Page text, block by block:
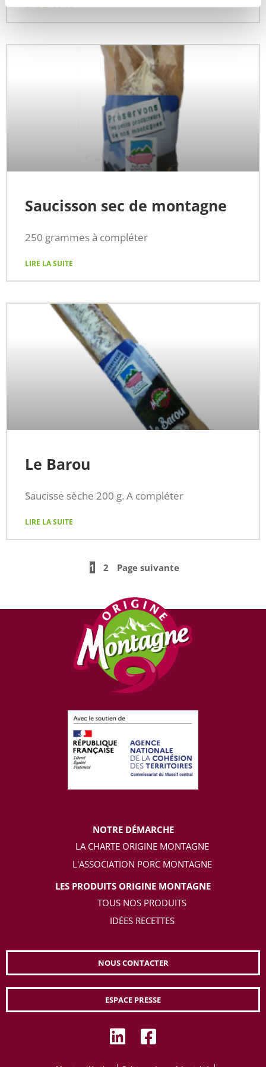
LIRE LA SUITE
Saucisson sec de montagne
250 grammes à compléter
LIRE LA SUITE
Le Barou
Saucisse sèche 200 g. A compléter
LIRE LA SUITE
1 2 Page suivante
NOTRE DÉMARCHE
LA CHARTE ORIGINE MONTAGNE
L'ASSOCIATION PORC MONTAGNE
LES PRODUITS ORIGINE MONTAGNE
TOUS NOS PRODUITS
IDÉES RECETTES
NOUS CONTACTER
ESPACE PRESSE